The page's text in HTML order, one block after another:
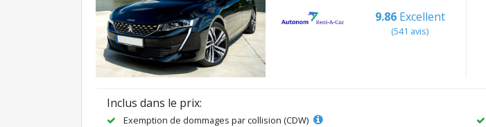
9.86 Excellent
(541 avis)
Inclus dans le prix:
Exemption de dommages par collision (CDW)